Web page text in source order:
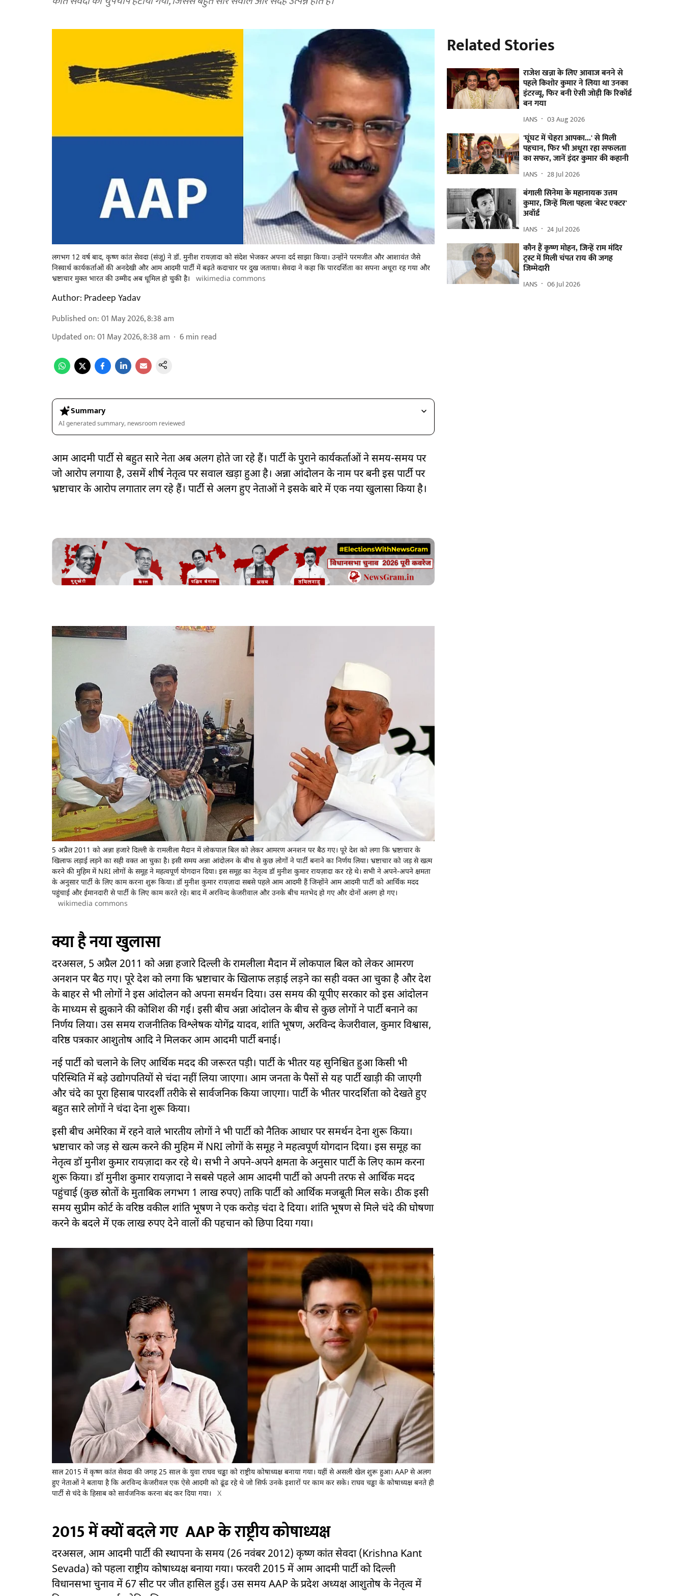
लगभग 12 वर्ष बाद, कृष्ण कांत सेवदा (संजू) ने डॉ. मुनीश रायज़ादा को संदेश भेजकर अपना दर्द साझा किया। उन्होंने परमजीत और आशावंत जैसे
निस्वार्थ कार्यकर्ताओं की अनदेखी और आम आदमी पार्टी में बढ़ते कदाचार पर दुख जताया। सेवदा ने कहा कि पारदर्शिता का सपना अधूरा रह गया और
भ्रष्टाचार मुक्त भारत की उम्मीद अब धूमिल हो चुकी है।
wikimedia commons
Author: Pradeep Yadav
Published on:01 May 2026, 8:38 am
Updated on:01 May 2026, 8:38 am 6min read
Summary
AI generated summary, newsroom reviewed
आम आदमी पार्टी से बहुत सारे नेता अब अलग होते जा रहे हैं। पार्टी के पुराने कार्यकर्ताओं ने समय-समय पर
जो आरोप लगाया है, उसमें शीर्ष नेतृत्व पर सवाल खड़ा हुआ है। अन्ना आंदोलन के नाम पर बनी इस पार्टी पर
भ्रष्टाचार के आरोप लगातार लग रहे हैं। पार्टी से अलग हुए नेताओं ने इसके बारे में एक नया खुलासा किया है।
5 अप्रैल 2011 को अन्ना हजारे दिल्ली के रामलीला मैदान में लोकपाल बिल को लेकर आमरण अनशन पर बैठ गए। पूरे देश को लगा कि भ्रष्टाचार के
खिलाफ लड़ाई लड़ने का सही वक्त आ चुका है। इसी समय अन्ना आंदोलन के बीच से कुछ लोगों ने पार्टी बनाने का निर्णय लिया। भ्रष्टाचार को जड़ से खत्म
करने की मुहिम में NRI लोगों के समूह ने महत्वपूर्ण योगदान दिया। इस समूह का नेतृत्व डॉ मुनीश कुमार रायज़ादा कर रहे थे। सभी ने अपने-अपने क्षमता
के अनुसार पार्टी के लिए काम करना शुरू किया। डॉ मुनीश कुमार रायज़ादा सबसे पहले आम आदमी हैं जिन्होंने आम आदमी पार्टी को आर्थिक मदद
पहुंचाई और ईमानदारी से पार्टी के लिए काम करते रहे। बाद में अरविन्द केजरीवाल और उनके बीच मतभेद हो गए और दोनों अलग हो गए।
wikimedia commons
क्या है नया खुलासा
दरअसल, 5 अप्रैल 2011 को अन्ना हजारे दिल्ली के रामलीला मैदान में लोकपाल बिल को लेकर आमरण
अनशन पर बैठ गए। पूरे देश को लगा कि भ्रष्टाचार के खिलाफ लड़ाई लड़ने का सही वक्त आ चुका है और देश
के बाहर से भी लोगों ने इस आंदोलन को अपना समर्थन दिया। उस समय की यूपीए सरकार को इस आंदोलन
के माध्यम से झुकाने की कोशिश की गई। इसी बीच अन्ना आंदोलन के बीच से कुछ लोगों ने पार्टी बनाने का
निर्णय लिया। उस समय राजनीतिक विश्लेषक योगेंद्र यादव, शांति भूषण, अरविन्द केजरीवाल, कुमार विश्वास,
वरिष्ठ पत्रकार आशुतोष आदि ने मिलकर आम आदमी पार्टी बनाई।
नई पार्टी को चलाने के लिए आर्थिक मदद की जरूरत पड़ी। पार्टी के भीतर यह सुनिश्चित हुआ किसी भी
परिस्थिति में बड़े उद्योगपतियों से चंदा नहीं लिया जाएगा। आम जनता के पैसों से यह पार्टी खाड़ी की जाएगी
और चंदे का पूरा हिसाब पारदर्शी तरीके से सार्वजनिक किया जाएगा। पार्टी के भीतर पारदर्शिता को देखते हुए
बहुत सारे लोगों ने चंदा देना शुरू किया।
इसी बीच अमेरिका में रहने वाले भारतीय लोगों ने भी पार्टी को नैतिक आधार पर समर्थन देना शुरू किया।
भ्रष्टाचार को जड़ से खत्म करने की मुहिम में NRI लोगों के समूह ने महत्वपूर्ण योगदान दिया। इस समूह का
नेतृत्व डॉ मुनीश कुमार रायज़ादा कर रहे थे। सभी ने अपने-अपने क्षमता के अनुसार पार्टी के लिए काम करना
शुरू किया। डॉ मुनीश कुमार रायज़ादा ने सबसे पहले आम आदमी पार्टी को अपनी तरफ से आर्थिक मदद
पहुंचाई (कुछ स्रोतों के मुताबिक लगभग 1 लाख रुपए) ताकि पार्टी को आर्थिक मजबूती मिल सके। ठीक इसी
समय सुप्रीम कोर्ट के वरिष्ठ वकील शांति भूषण ने एक करोड़ चंदा दे दिया। शांति भूषण से मिले चंदे की घोषणा
करने के बदले में एक लाख रुपए देने वालों की पहचान को छिपा दिया गया।
साल 2015 में कृष्ण कांत सेवदा की जगह 25 साल के युवा राघव चड्ढा को राष्ट्रीय कोषाध्यक्ष बनाया गया। यहीं से असली खेल शुरू हुआ। AAP से अलग
हुए नेताओं ने बताया है कि अरविन्द केजरीवल एक ऐसे आदमी को ढूंढ रहे थे जो सिर्फ उनके इशारों पर काम कर सके। राघव चड्ढा के कोषाध्यक्ष बनते ही
पार्टी से चंदे के हिसाब को सार्वजनिक करना बंद कर दिया गया।
X
2015 में क्यों बदले गए AAP के राष्ट्रीय कोषाध्यक्ष
दरअसल, आम आदमी पार्टी की स्थापना के समय (26 नवंबर 2012) कृष्ण कांत सेवदा (Krishna Kant
Sevada) को पहला राष्ट्रीय कोषाध्यक्ष बनाया गया। फरवरी 2015 में आम आदमी पार्टी को दिल्ली
विधानसभा चुनाव में 67 सीट पर जीत हासिल हुई। उस समय AAP के प्रदेश अध्यक्ष आशुतोष के नेतृत्व में
Related Stories
राजेश खन्ना के लिए आवाज बनने से
पहले किशोर कुमार ने लिया था उनका
इंटरव्यू, फिर बनी ऐसी जोड़ी कि रिकॉर्ड
बन गया
IANS 03 Aug 2026
'घूंघट में चेहरा आपका...' से मिली
पहचान, फिर भी अधूरा रहा सफलता
का सफर, जानें इंदर कुमार की कहानी
IANS 28 Jul 2026
बंगाली सिनेमा के महानायक उत्तम
कुमार, जिन्हें मिला पहला 'बेस्ट एक्टर'
अवॉर्ड
IANS 24 Jul 2026
कौन हैं कृष्ण मोहन, जिन्हें राम मंदिर
ट्रस्ट में मिली चंपत राय की जगह
जिम्मेदारी
IANS 06 Jul 2026